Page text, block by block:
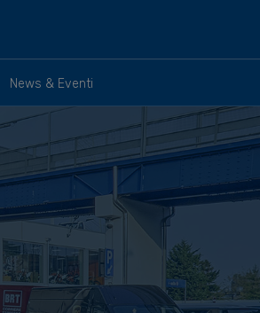
News & Eventi